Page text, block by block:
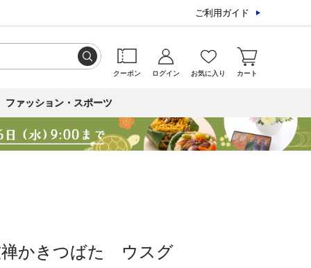
ご利用ガイド
クーポン ログイン お気に入り カート
ファッション・スポーツ
かきつばた ウスグ